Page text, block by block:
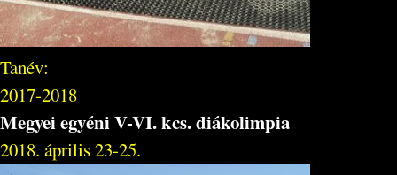
Tanév:
2017-2018
Megyei egyéni V-VI. kcs. diákolimpia
2018. április 23-25.